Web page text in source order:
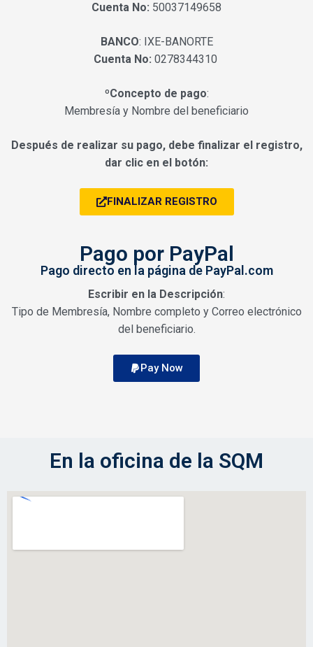
Cuenta No: 50037149658
BANCO: IXE-BANORTE
Cuenta No: 0278344310
ºConcepto de pago:
Membresía y Nombre del beneficiario
Después de realizar su pago, debe finalizar el registro,
dar clic en el botón:
FINALIZAR REGISTRO
Pago por PayPal
Pago directo en la página de PayPal.com
Escribir en la Descripción:
Tipo de Membresía, Nombre completo y Correo electrónico
del beneficiario.
Pay Now
En la oficina de la SQM